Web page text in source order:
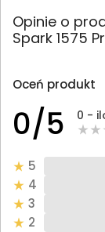
Opinie o
Spark 1575
Oceń produkt
0/5 0 -
5
4
3
2